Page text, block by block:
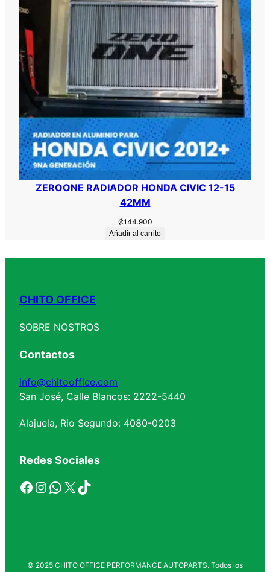
ZEROONE RADIADOR HONDA CIVIC 12-15
42MM
₡144.900
Añadir al carrito
CHITO OFFICE
SOBRE NOSTROS
Contactos
info@chitooffice.com
San José, Calle Blancos: 2222-5440
Alajuela, Rio Segundo: 4080-0203
Redes Sociales
Facebook Instagram WhatsApp X TikTok
© 2025 CHITO OFFICE PERFORMANCE AUTOPARTS. Todos los